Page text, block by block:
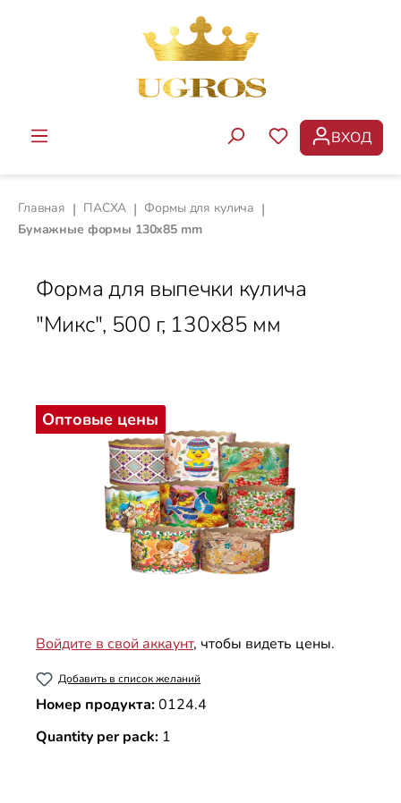
Перейти к основному содержанию
У ВАС ЕСТЬ
ВХОД
Главная | ПАСХА | Формы для кулича |
Бумажные формы 130х85 mm
Форма для выпечки кулича
"Микс", 500 г, 130х85 мм
Оптовые цены
Войдите в свой аккаунт, чтобы видеть цены.
Добавить в список желаний
Номер продукта:0124.4
Quantity per pack: 1